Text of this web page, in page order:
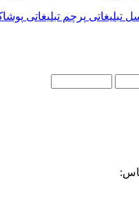
تبلیغاتی پرچم تبلیغاتی